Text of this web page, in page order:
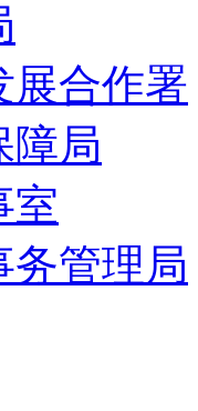
展合作署
障局
室
务管理局